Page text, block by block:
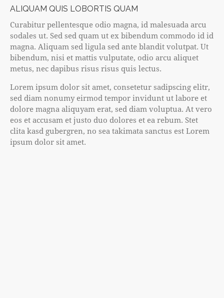
ALIQUAM QUIS LOBORTIS QUAM
Curabitur pellentesque odio magna, id malesuada arcu
sodales ut. Sed sed quam ut ex bibendum commodo id id
magna. Aliquam sed ligula sed ante blandit volutpat. Ut
bibendum, nisi et mattis vulputate, odio arcu aliquet
metus, nec dapibus risus risus quis lectus.
Lorem ipsum dolor sit amet, consetetur sadipscing elitr,
sed diam nonumy eirmod tempor invidunt ut labore et
dolore magna aliquyam erat, sed diam voluptua. At vero
eos et accusam et justo duo dolores et ea rebum. Stet
clita kasd gubergren, no sea takimata sanctus est Lorem
ipsum dolor sit amet.